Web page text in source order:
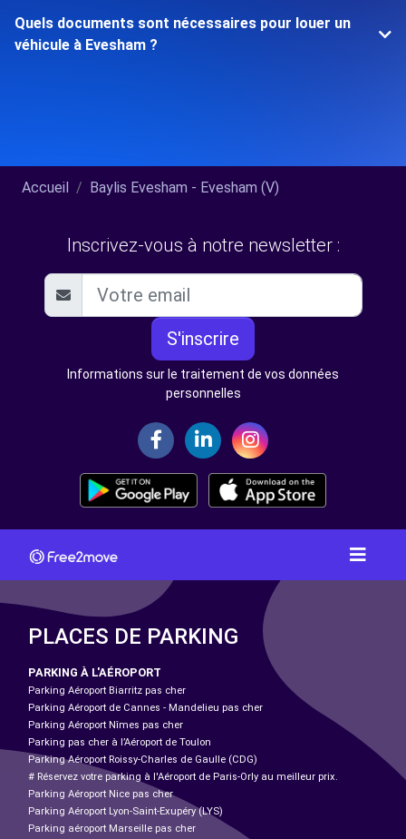
Quels documents sont nécessaires pour louer un
véhicule à Evesham ?
Accueil Baylis Evesham - Evesham (V)
Inscrivez-vous à notre newsletter :
S'inscrire
Informations sur le traitement de vos données
personnelles
PLACES DE PARKING
PARKING À L'AÉROPORT
Parking Aéroport Biarritz pas cher
Parking Aéroport de Cannes - Mandelieu pas cher
Parking Aéroport Nîmes pas cher
Parking pas cher à l’Aéroport de Toulon
Parking Aéroport Roissy-Charles de Gaulle (CDG)
# Réservez votre parking à l'Aéroport de Paris-Orly au meilleur prix.
Parking Aéroport Nice pas cher
Parking Aéroport Lyon-Saint-Exupéry (LYS)
Parking aéroport Marseille pas cher